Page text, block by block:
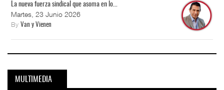
La nueva fuerza sindical que asoma en lo...
Martes, 23 Junio 2026
By Van y Vienen
MULTIMEDIA